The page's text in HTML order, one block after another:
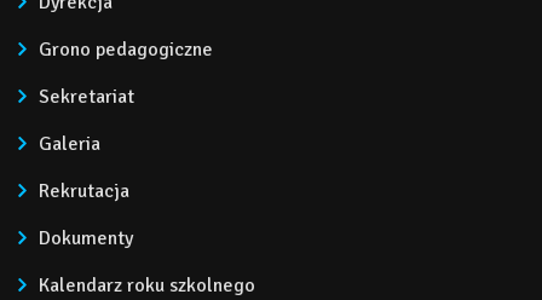
Grono pedagogiczne
Sekretariat
Galeria
Rekrutacja
Dokumenty
Kalendarz roku szkolnego